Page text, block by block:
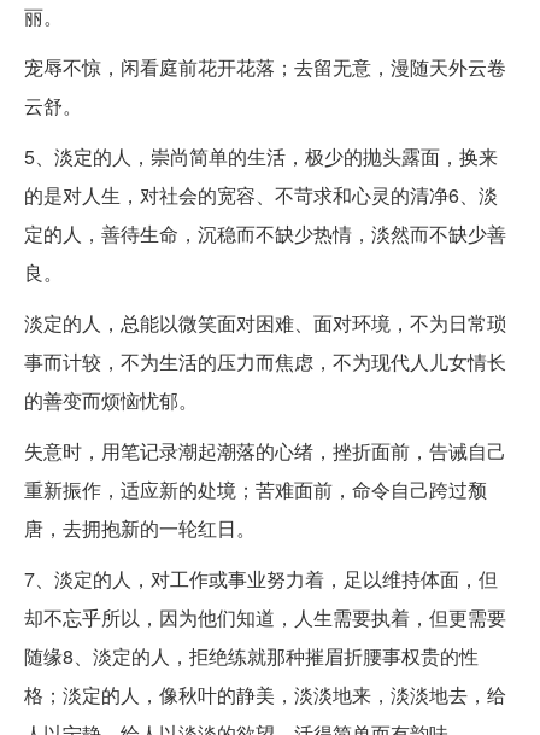
丽。
宠辱不惊，闲看庭前花开花落；去留无意，漫随天外云卷
云舒。
5、淡定的人，崇尚简单的生活，极少的抛头露面，换来
的是对人生，对社会的宽容、不苛求和心灵的清净6、淡
定的人，善待生命，沉稳而不缺少热情，淡然而不缺少善
良。
淡定的人，总能以微笑面对困难、面对环境，不为日常琐
事而计较，不为生活的压力而焦虑，不为现代人儿女情长
的善变而烦恼忧郁。
失意时，用笔记录潮起潮落的心绪，挫折面前，告诫自己
重新振作，适应新的处境；苦难面前，命令自己跨过颓
唐，去拥抱新的一轮红日。
7、淡定的人，对工作或事业努力着，足以维持体面，但
却不忘乎所以，因为他们知道，人生需要执着，但更需要
随缘8、淡定的人，拒绝练就那种摧眉折腰事权贵的性
格；淡定的人，像秋叶的静美，淡淡地来，淡淡地去，给